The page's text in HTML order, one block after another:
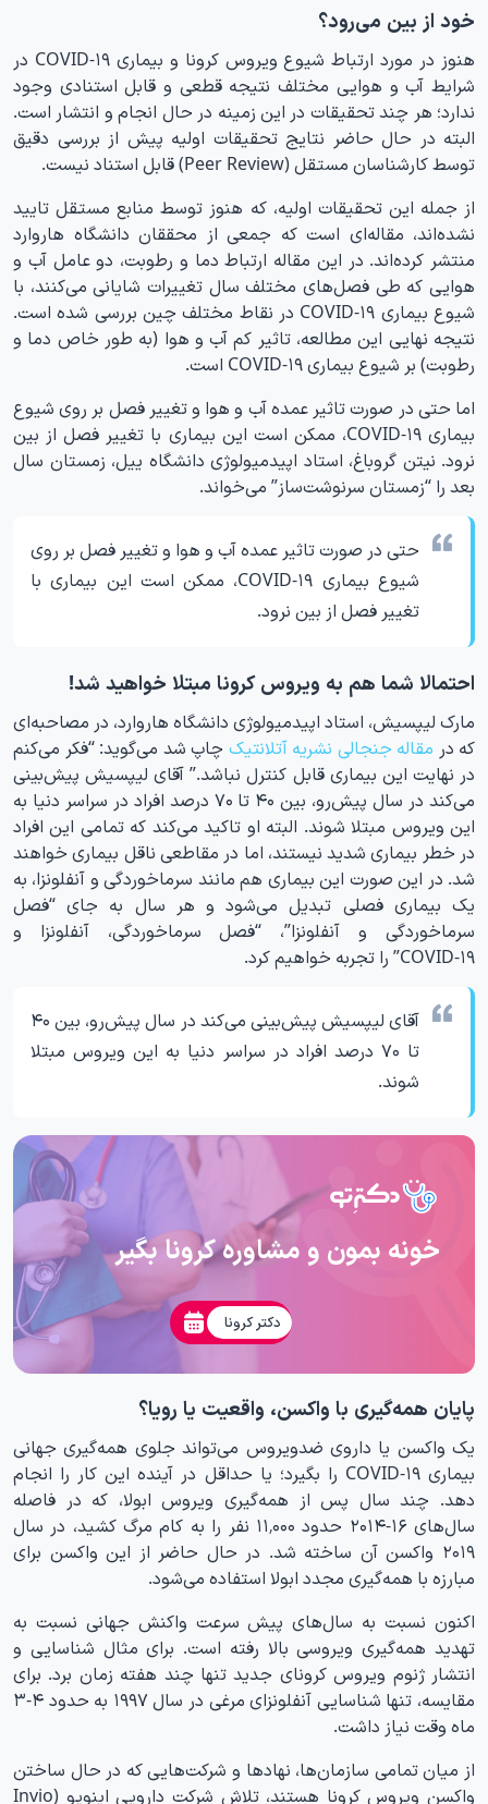
خود از بین می‌رود؟
هنوز در مورد ارتباط شیوع ویروس کرونا و بیماری COVID-۱۹ در
شرایط آب و هوایی مختلف نتیجه قطعی و قابل استنادی وجود
ندارد؛ هر چند تحقیقات در این زمینه در حال انجام و انتشار است.
البته در حال حاضر نتایج تحقیقات اولیه پیش از بررسی دقیق
توسط کارشناسان مستقل (Peer Review) قابل استناد نیست.
از جمله این تحقیقات اولیه، که هنوز توسط منابع مستقل تایید
نشده‌اند، مقاله‌ای است که جمعی از محققان دانشگاه هاروارد
منتشر کرده‌اند. در این مقاله ارتباط دما و رطوبت، دو عامل آب و
هوایی که طی فصل‌های مختلف سال تغییرات شایانی می‌کنند، با
شیوع بیماری COVID-۱۹ در نقاط مختلف چین بررسی شده است.
نتیجه نهایی این مطالعه، تاثیر کم آب و هوا (به طور خاص دما و
رطوبت) بر شیوع بیماری COVID-۱۹ است.
اما حتی در صورت تاثیر عمده آب و هوا و تغییر فصل بر روی شیوع
بیماری COVID-۱۹، ممکن است این بیماری با تغییر فصل از بین
نرود. نیتن گروباغ، استاد اپیدمیولوژی دانشگاه ییل، زمستان سال
بعد را “زمستان سرنوشت‌ساز” می‌خواند.
حتی در صورت تاثیر عمده آب و هوا و تغییر فصل بر روی
شیوع بیماری COVID-۱۹، ممکن است این بیماری با
تغییر فصل از بین نرود.
احتمالا شما هم به ویروس کرونا مبتلا خواهید شد!
مارک لیپسیش، استاد اپیدمیولوژی دانشگاه هاروارد، در مصاحبه‌ای
که در مقاله جنجالی نشریه آتلانتیک چاپ شد می‌گوید: “فکر می‌کنم
در نهایت این بیماری قابل کنترل نباشد.” آقای لیپسیش پیش‌بینی
می‌کند در سال پیش‌رو، بین ۴۰ تا ۷۰ درصد افراد در سراسر دنیا به
این ویروس مبتلا شوند. البته او تاکید می‌کند که تمامی این افراد
در خطر بیماری شدید نیستند، اما در مقاطعی ناقل بیماری خواهند
شد. در این صورت این بیماری هم مانند سرماخوردگی و آنفلونزا، به
یک بیماری فصلی تبدیل می‌شود و هر سال به جای “فصل
سرماخوردگی و آنفلونزا”، “فصل سرماخوردگی، آنفلونزا و
COVID-۱۹” را تجربه خواهیم کرد.
آقای لیپسیش پیش‌بینی می‌کند در سال پیش‌رو، بین ۴۰
تا ۷۰ درصد افراد در سراسر دنیا به این ویروس مبتلا
شوند.
خونه بمون و مشاوره کرونا بگیر
دکتر کرونا
پایان همه‌گیری با واکسن، واقعیت یا رویا؟
یک واکسن یا داروی ضدویروس می‌تواند جلوی همه‌گیری جهانی
بیماری COVID-۱۹ را بگیرد؛ یا حداقل در آینده این کار را انجام
دهد. چند سال پس از همه‌گیری ویروس ابولا، که در فاصله
سال‌های ۱۶-۲۰۱۴ حدود ۱۱٬۰۰۰ نفر را به کام مرگ کشید، در سال
۲۰۱۹ واکسن آن ساخته شد. در حال حاضر از این واکسن برای
مبارزه با همه‌گیری مجدد ابولا استفاده می‌شود.
اکنون نسبت به سال‌های پیش سرعت واکنش جهانی نسبت به
تهدید همه‌گیری ویروسی بالا رفته است. برای مثال شناسایی و
انتشار ژنوم ویروس کرونای جدید تنها چند هفته زمان برد. برای
مقایسه، تنها شناسایی آنفلونزای مرغی در سال ۱۹۹۷ به حدود ۴-۳
ماه وقت نیاز داشت.
از میان تمامی سازمان‌ها، نهادها و شرکت‌هایی که در حال ساختن
واکسن ویروس کرونا هستند، تلاش شرکت دارویی اینویو (Invio